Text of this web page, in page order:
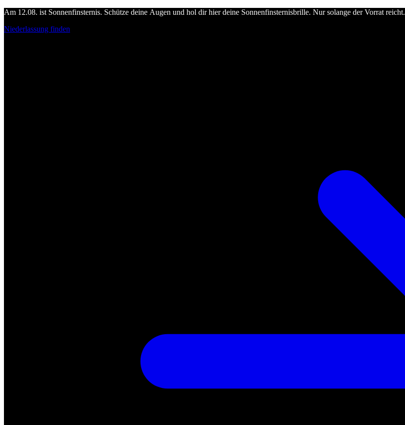
Am 12.08. ist Sonnenfinsternis. Schütze deine Augen und hol dir hier deine Sonnenfinsternisbrille. Nur solange der Vorrat reicht.
Niederlassung finden